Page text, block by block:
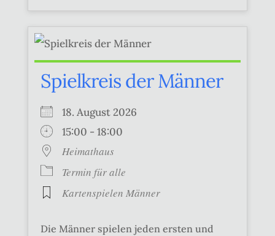
Spielkreis der Männer
18. August 2026
15:00 - 18:00
Heimathaus
Termin für alle
Kartenspielen Männer
Die Männer spielen jeden ersten und